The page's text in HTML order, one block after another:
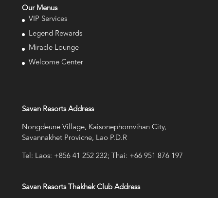
Our Menus
VIP Services
Legend Rewards
Miracle Lounge
Welcome Center
Savan Resorts Address
Nongdeune Village, Kaisonephomvihan City,
Savannakhet Provicne, Lao P.D.R
Tel: Laos: +856 41 252 232; Thai: +66 951 876 197
Savan Resorts Thakhek Club Address